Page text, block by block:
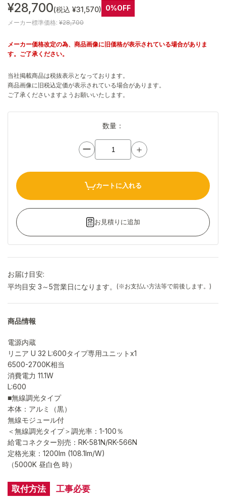
¥28,700(税込 ¥31,570) 0%OFF
メーカー標準価格: ¥28,700
メーカー価格改定の為、商品画像に旧価格が表示されている場合がありま
す。ご了承ください。
当社掲載商品は税抜表示となっております。
商品画像に旧税込定価が表示されている場合があります。
ご了承くださいますようお願いいたします。
取付方法 工事必要
数量：
ー ＋
カートに入れる
お見積りに追加
お届け目安:
平均目安 3～5営業日になります。
(※お支払い方法等で前後します。)
商品情報
電源内蔵
リニア U 32 L:600タイプ専用ユニットx1
6500-2700K相当
消費電力 11.1W
L:600
■無線調光タイプ
本体：アルミ（黒）
無線モジュール付
＜無線調光タイプ＞調光率：1-100％
給電コネクター別売：RK-581N/RK-566N
定格光束：1200lm (108.1lm/W)
（5000K 昼白色 時）